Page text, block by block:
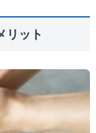
リット